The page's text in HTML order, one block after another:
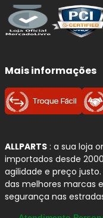
Mais informações
ALLPARTS : a sua loja
importados desde
agilidade e preço
das melhores marcas
segurança nas